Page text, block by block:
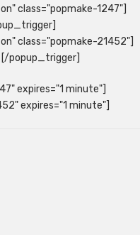
class="popmake-1247"]
class="popmake-21452"]
[/popup_trigger]
expires="1 minute"]
expires="1 minute"]